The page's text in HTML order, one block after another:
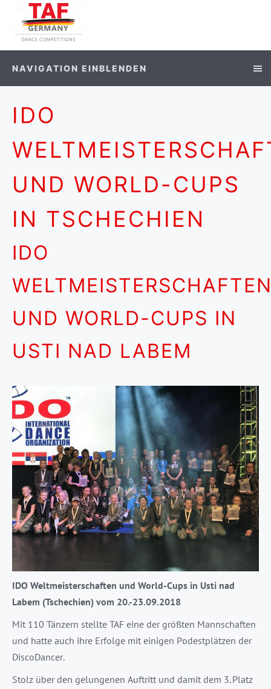
NAVIGATION EINBLENDEN
IDO
UND WORLD-CUPS
IN TSCHECHIEN
IDO
UND WORLD-CUPS IN
USTI NAD LABEM
IDO Weltmeisterschaften und World-Cups in Usti nad
Labem (Tschechien) vom 20.-23.09.2018
Mit 110 Tänzern stellte TAF eine der größten Mannschaften
und hatte auch ihre Erfolge mit einigen Podestplätzen der
DiscoDancer.
Stolz über den gelungenen Auftritt und damit dem 3. Platz